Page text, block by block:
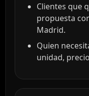
Clientes que
propuesta
Madrid.
Quien
unidad,